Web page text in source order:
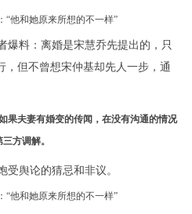
爆料：离婚是宋慧乔先提出的，只
，但不曾想宋仲基却先人一步，通
果夫妻有婚变的传闻，在没有沟通的情况
方调解。
受舆论的猜忌和非议。